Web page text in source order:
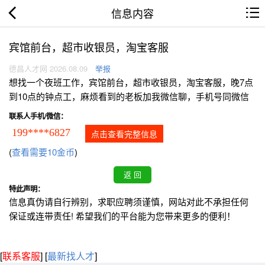
信息内容
宾馆前台，超市收银员，淘宝客服
德昌人才网 2026.08.09 举报
想找一个夜班工作，宾馆前台，超市收银员，淘宝客服，晚7点
到10点的钟点工，麻烦看到的老板加我微信聊，手机号同微信
联系人手机/微信：
199****6827 点击查看完整信息
(查看需要10金币)
特此声明：
信息真伪请自行辨别，求职应聘须谨慎，网站对此不承担任何
保证或连带责任! 希望我们的平台能为您带来更多的便利！
[联系客服] [最新找人才]